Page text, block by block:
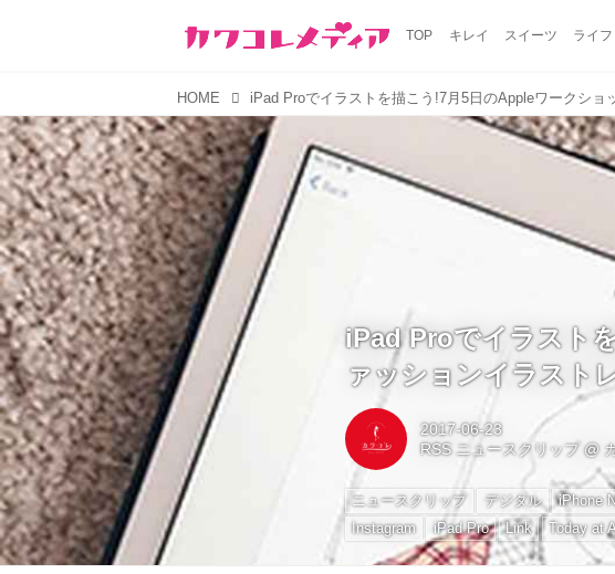
TOP キレイ スイーツ ライフ
HOME
iPad Proでイラスト
ァッションイラスト
2017-06-23
RSS ニュースクリップ@
ニュースクリップ デジタル iPhone
Instagram
iPad Pro Link Today at